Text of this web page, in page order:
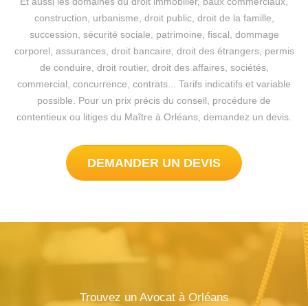
construction, urbanisme, droit public, droit de la famille,
succession, sécurité sociale, patrimoine, fiscal, dommage
corporel, assurances, droit bancaire, droit des étrangers, permis
de conduire, droit routier, droit des affaires, sociétés,
commercial, concurrence, contrats... Tarifs indicatifs et variable
possible. Pour un prix précis du conseil, procédure de
contentieux ou litiges du Maître à Orléans, demandez un devis.
DEMANDER UN DEVIS
Trouvez un Avocat à Orléans